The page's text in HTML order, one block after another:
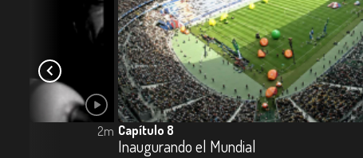
2m Capítulo 8
Inaugurando el Mundial